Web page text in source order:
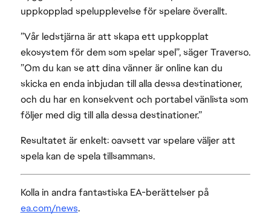
uppkopplad spelupplevelse för spelare överallt.
”Vår ledstjärna är att skapa ett uppkopplat
ekosystem för dem som spelar spel”, säger Traverso.
”Om du kan se att dina vänner är online kan du
skicka en enda inbjudan till alla dessa destinationer,
och du har en konsekvent och portabel vänlista som
följer med dig till alla dessa destinationer.”
Resultatet är enkelt: oavsett var spelare väljer att
spela kan de spela tillsammans.
Kolla in andra fantastiska EA-berättelser på
ea.com/news.